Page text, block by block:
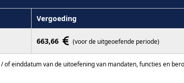
Vergoeding
663,66 (voor de uitgeoefende periode)
einddatum van de uitoefening van mandaten, functies en